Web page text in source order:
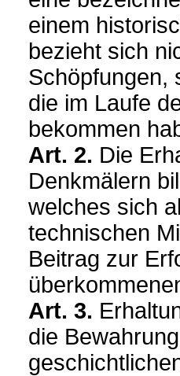
einem
bezieht sich
Schöpfungen,
die im Laufe
bekommen
Art. 2. Die
Denkmälern
welches sich
technischen
Beitrag zur
Art. 3.
die